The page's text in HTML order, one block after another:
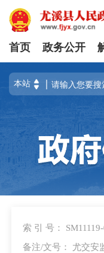
首页 政务公开
索 引 号：
备注/文号： 尤交安